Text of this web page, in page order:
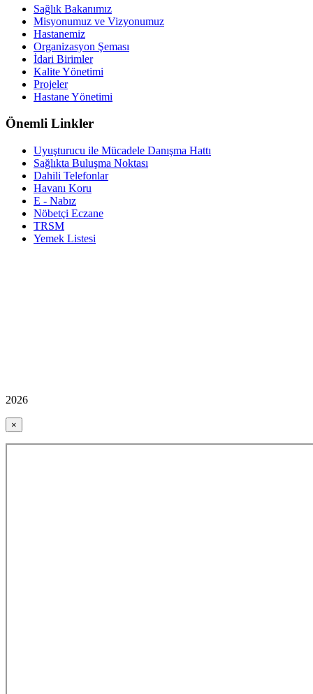
Sağlık Bakanımız
Misyonumuz ve Vizyonumuz
Hastanemiz
Organizasyon Şeması
İdari Birimler
Kalite Yönetimi
Projeler
Hastane Yönetimi
Önemli Linkler
Uyuşturucu ile Mücadele Danışma Hattı
Sağlıkta Buluşma Noktası
Dahili Telefonlar
Havanı Koru
E - Nabız
Nöbetçi Eczane
TRSM
Yemek Listesi
2026
×